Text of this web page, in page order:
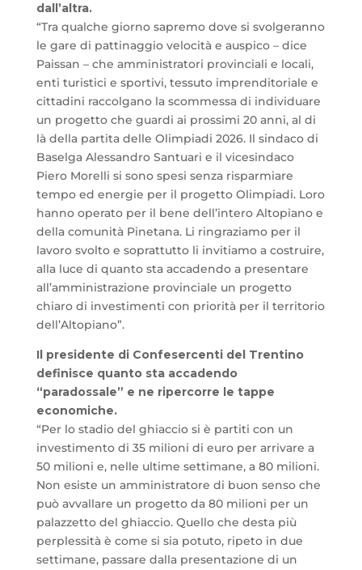
dall’altra.
“Tra qualche giorno sapremo dove si svolgeranno
le gare di pattinaggio velocità e auspico – dice
Paissan – che amministratori provinciali e locali,
enti turistici e sportivi, tessuto imprenditoriale e
cittadini raccolgano la scommessa di individuare
un progetto che guardi ai prossimi 20 anni, al di
là della partita delle Olimpiadi 2026. Il sindaco di
Baselga Alessandro Santuari e il vicesindaco
Piero Morelli si sono spesi senza risparmiare
tempo ed energie per il progetto Olimpiadi. Loro
hanno operato per il bene dell’intero Altopiano e
della comunità Pinetana. Li ringraziamo per il
lavoro svolto e soprattutto li invitiamo a costruire,
alla luce di quanto sta accadendo a presentare
all’amministrazione provinciale un progetto
chiaro di investimenti con priorità per il territorio
dell’Altopiano”.
Il presidente di Confesercenti del Trentino
definisce quanto sta accadendo
“paradossale” e ne ripercorre le tappe
economiche.
“Per lo stadio del ghiaccio si è partiti con un
investimento di 35 milioni di euro per arrivare a
50 milioni e, nelle ultime settimane, a 80 milioni.
Non esiste un amministratore di buon senso che
può avvallare un progetto da 80 milioni per un
palazzetto del ghiaccio. Quello che desta più
perplessità è come si sia potuto, ripeto in due
settimane, passare dalla presentazione di un